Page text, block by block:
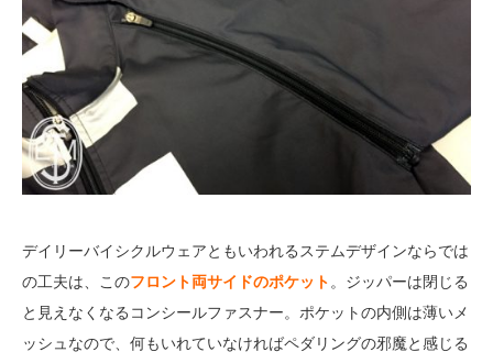
デイリーバイシクルウェアともいわれるステムデザインならでは
の工夫は、このフロント両サイドのポケット 。ジッパーは閉じる
と見えなくなるコンシールファスナー。ポケットの内側は薄いメ
ッシュなので、何もいれていなければペダリングの邪魔と感じる